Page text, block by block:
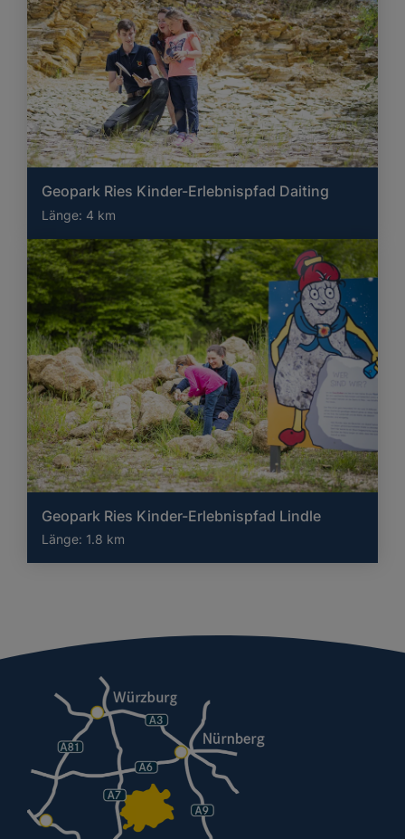
Geopark Ries Kinder-Erlebnispfad Daiting
Länge: 4 km
Geopark Ries Kinder-Erlebnispfad Lindle
Länge: 1.8 km